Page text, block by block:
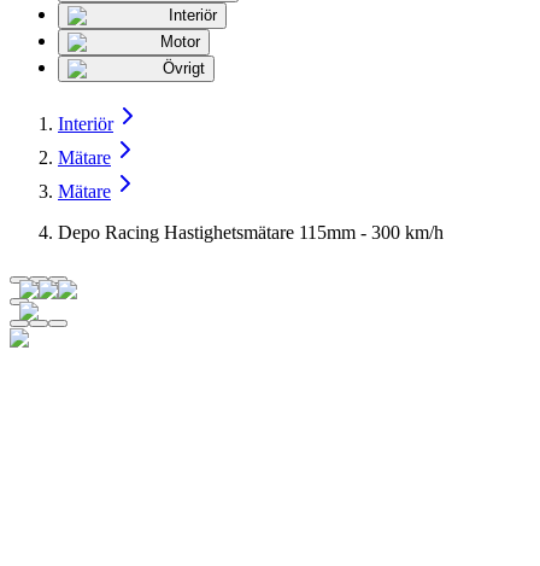
Interiör
Motor
Övrigt
Interiör
Mätare
Mätare
Depo Racing Hastighetsmätare 115mm - 300 km/h